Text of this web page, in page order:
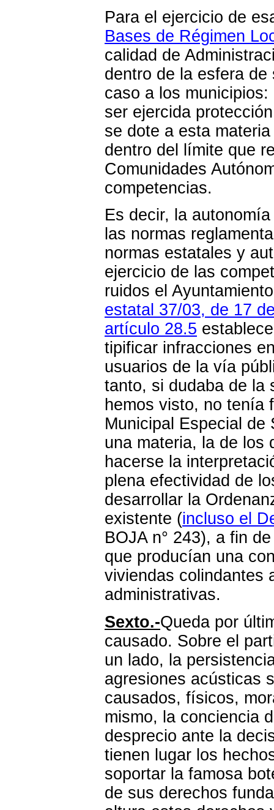
Para el ejercicio de
Bases de Régimen
calidad de
dentro de la esfera
caso a los
ser ejercida
se dote a esta
dentro del límite que
Comunidades
competencias.
Es decir, la
las normas
normas estatales y
ejercicio de las
ruidos el
estatal 37/03, de 17
artículo 28.5
tipificar infracciones
usuarios de la vía
tanto, si dudaba de la
hemos visto, no tenía
Municipal Especial de
una materia, la de los
hacerse la
plena efectividad de
desarrollar la
existente (incluso el
BOJA n° 243), a fin
que producían una
viviendas colindantes
administrativas.
Sexto.-Queda por
causado. Sobre el
un lado, la
agresiones acústicas
causados, físicos,
mismo, la conciencia
desprecio ante la
tienen lugar los
soportar la famosa
de sus derechos